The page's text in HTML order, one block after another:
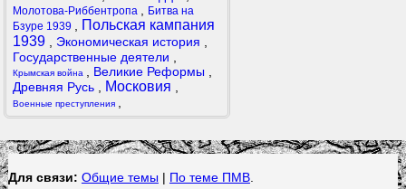
Молотова-Риббентропа
Битва на
Бзуре 1939
Польская кампания
1939
Экономическая история
Государственные деятели
Крымская война Великие Реформы
Древняя Русь
Московия
Военные преступления
Для связи: Общие темы | По теме ПМВ.